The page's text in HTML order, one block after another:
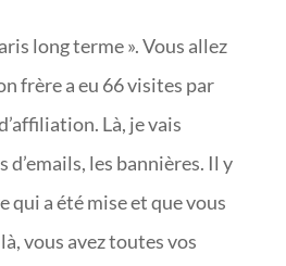
long terme ». Vous allez
frère a eu 66 visites par
Là, je vais
d’emails, les bannières. Il y
qui a été mise et que vous
vous avez toutes vos